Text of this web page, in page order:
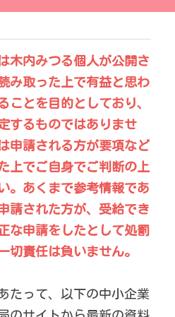
木内みつる個人が公開さ
み取った上で有益と思わ
ことを目的としており、
するものではありませ
申請される方が要項など
上でご自身でご判断の上
。あくまで参考情報であ
請された方が、受給でき
な申請をしたとして処罰
切責任は負いません。
たって、以下の中小企業